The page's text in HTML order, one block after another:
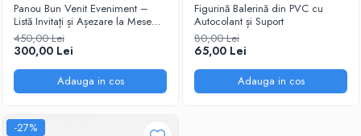
Panou Bun Venit Eveniment –
Listă Invitați și Așezare la Mese
pentru Nuntă / Botez /
Evenimente Speciale
450,00 Lei
300,00 Lei
Adauga in cos
Figurină Balerină din PVC cu
Autocolant și Suport
80,00 Lei
65,00 Lei
Adauga in cos
-27%